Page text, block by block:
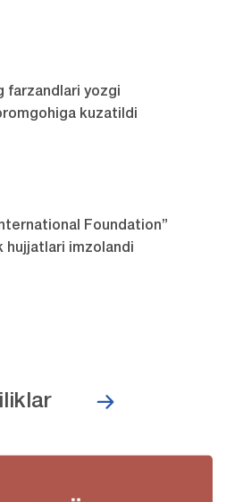
farzandlari yozgi
kuzatildi
Foundation”
hujjatlari imzolandi